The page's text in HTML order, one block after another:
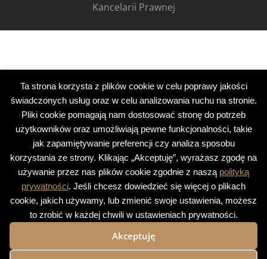
Ta strona korzysta z plików cookie w celu poprawy jakości
świadczonych usług oraz w celu analizowania ruchu na stronie.
Pliki cookie pomagają nam dostosować stronę do potrzeb
użytkowników oraz umożliwiają pewne funkcjonalności, takie
jak zapamiętywanie preferencji czy analiza sposobu
korzystania ze strony. Klikając „Akceptuję”, wyrażasz zgodę na
używanie przez nas plików cookie zgodnie z naszą polityką
prywatności. Jeśli chcesz dowiedzieć się więcej o plikach
cookie, jakich używamy, lub zmienić swoje ustawienia, możesz
to zrobić w każdej chwili w ustawieniach prywatności.
Akceptuję
Kancelarii Prawnej